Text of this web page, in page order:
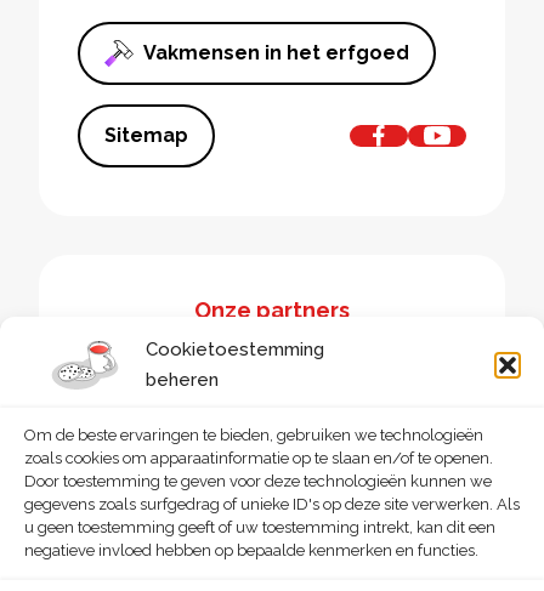
Cookietoestemming
beheren
Om de beste ervaringen te bieden, gebruiken we technologieën
zoals cookies om apparaatinformatie op te slaan en/of te openen.
Door toestemming te geven voor deze technologieën kunnen we
gegevens zoals surfgedrag of unieke ID's op deze site verwerken. Als
u geen toestemming geeft of uw toestemming intrekt, kan dit een
negatieve invloed hebben op bepaalde kenmerken en functies.
Vakmensen in het erfgoed
Sitemap
Onze partners